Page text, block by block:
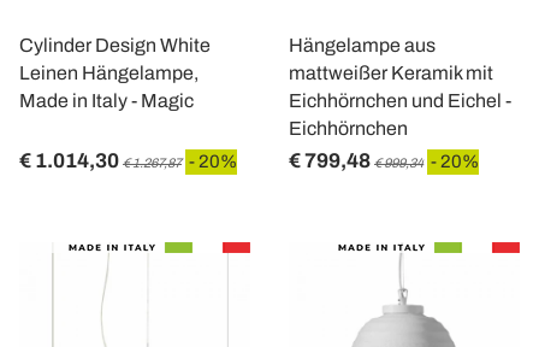
Cylinder Design White
Leinen Hängelampe,
Made in Italy - Magic
€ 1.014,30 € 1.267,87 - 20%
Hängelampe aus
mattweißer Keramik mit
Eichhörnchen und Eichel -
Eichhörnchen
€ 799,48 € 999,34 - 20%